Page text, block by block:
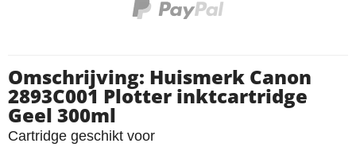
Omschrijving: Huismerk Canon
2893C001 Plotter inktcartridge
Geel 300ml
Cartridge geschikt voor